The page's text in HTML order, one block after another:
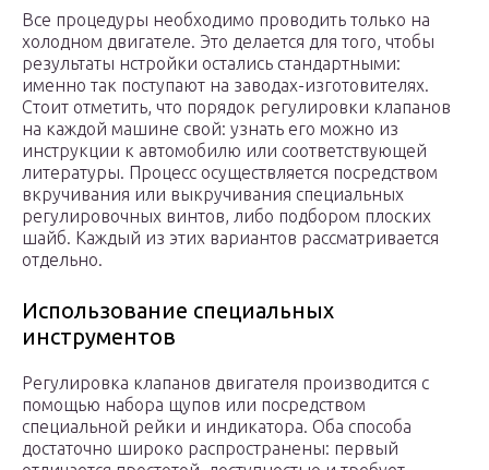
Все процедуры необходимо проводить только на
холодном двигателе. Это делается для того, чтобы
результаты нстройки остались стандартными:
именно так поступают на заводах-изготовителях.
Стоит отметить, что порядок регулировки клапанов
на каждой машине свой: узнать его можно из
инструкции к автомобилю или соответствующей
литературы. Процесс осуществляется посредством
вкручивания или выкручивания специальных
регулировочных винтов, либо подбором плоских
шайб. Каждый из этих вариантов рассматривается
отдельно.
Использование специальных
инструментов
Регулировка клапанов двигателя производится с
помощью набора щупов или посредством
специальной рейки и индикатора. Оба способа
достаточно широко распространены: первый